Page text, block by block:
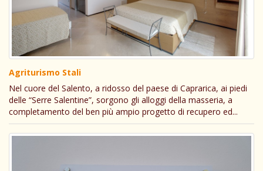
Agriturismo Stali
Nel cuore del Salento, a ridosso del paese di Caprarica, ai piedi
delle “Serre Salentine”, sorgono gli alloggi della masseria, a
completamento del ben più ampio progetto di recupero ed...